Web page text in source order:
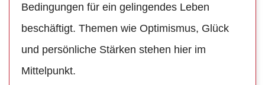
Bedingungen für ein gelingendes Leben
beschäftigt. Themen wie Optimismus, Glück
und persönliche Stärken stehen hier im
Mittelpunkt.